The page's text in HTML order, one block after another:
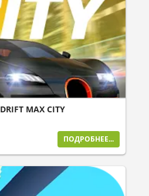
DRIFT MAX CITY
ПОДРОБНЕЕ...